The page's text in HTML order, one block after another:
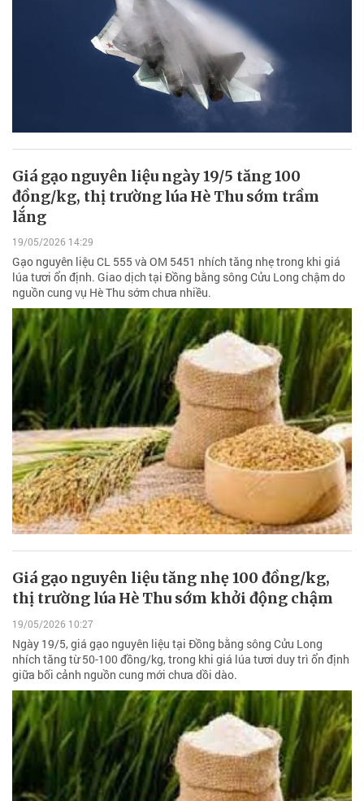
Giá gạo nguyên liệu ngày 19/5 tăng 100
đồng/kg, thị trường lúa Hè Thu sớm trầm
lắng
19/05/2026 14:29
Gạo nguyên liệu CL 555 và OM 5451 nhích tăng nhẹ trong khi giá
lúa tươi ổn định. Giao dịch tại Đồng bằng sông Cửu Long chậm do
nguồn cung vụ Hè Thu sớm chưa nhiều.
Giá gạo nguyên liệu tăng nhẹ 100 đồng/kg,
thị trường lúa Hè Thu sớm khởi động chậm
19/05/2026 10:27
Ngày 19/5, giá gạo nguyên liệu tại Đồng bằng sông Cửu Long
nhích tăng từ 50-100 đồng/kg, trong khi giá lúa tươi duy trì ổn định
giữa bối cảnh nguồn cung mới chưa dồi dào.